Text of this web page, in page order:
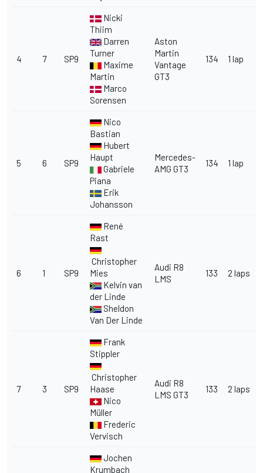
4 7 SP9
Nicki
Thiim
Darren
Turner
Maxime
Martin
Marco
Sorensen
Aston
Martin
Vantage
GT3
134 1 lap
5 6 SP9
Nico
Bastian
Hubert
Haupt
Gabriele
Piana
Erik
Johansson
Mercedes-
AMG GT3
134 1 lap
6 1 SP9
René
Rast
Christopher
Mies
Kelvin van
der Linde
Sheldon
Van Der Linde
Audi R8
LMS
133 2 laps
7 3 SP9
Frank
Stippler
Christopher
Haase
Nico
Müller
Frederic
Vervisch
Audi R8
LMS GT3
133 2 laps
Jochen
Krumbach